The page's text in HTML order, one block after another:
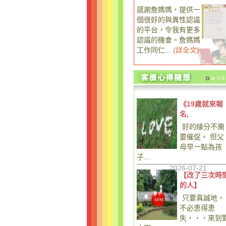
感謝詹媽媽，提供一
個很好的與異性認識
的平台，令我有更多
認識的機會。詹媽媽
工作同仁...
(詳全文)
《19歲就來報
名,
好的緣分不需
要催促。 但父
母早一點為孩
子...
2026-07-21
【改了三次時
的人】
只要真誠地，
不必患得患
失，，，來到